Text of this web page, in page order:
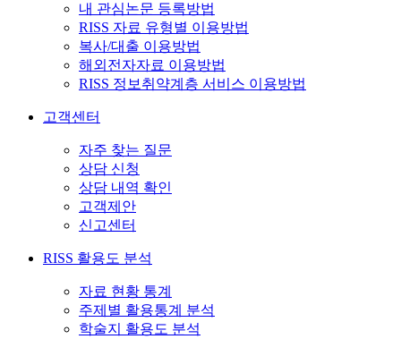
내 관심논문 등록방법
RISS 자료 유형별 이용방법
복사/대출 이용방법
해외전자자료 이용방법
RISS 정보취약계층 서비스 이용방법
고객센터
자주 찾는 질문
상담 신청
상담 내역 확인
고객제안
신고센터
RISS 활용도 분석
자료 현황 통계
주제별 활용통계 분석
학술지 활용도 분석